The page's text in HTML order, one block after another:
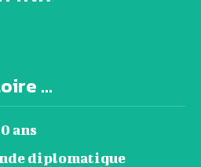
...
ans
diplomatique